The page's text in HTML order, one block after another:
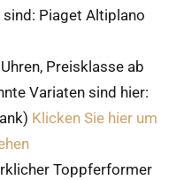
Piaget Altiplano
Preisklasse ab
Variaten sind hier:
Klicken Sie hier um
Toppferformer